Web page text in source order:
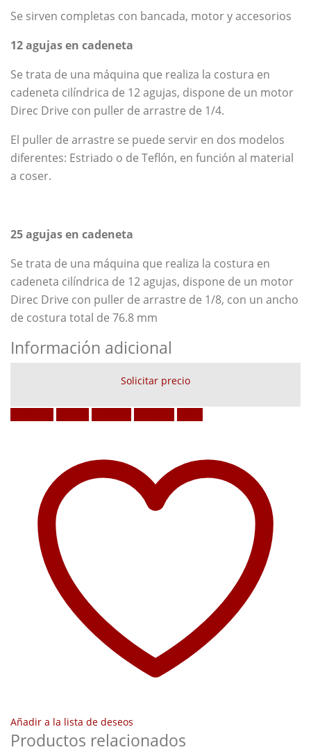
Se sirven completas con bancada, motor y accesorios
12 agujas en cadeneta
Se trata de una máquina que realiza la costura en
cadeneta cilíndrica de 12 agujas, dispone de un motor
Direc Drive con puller de arrastre de 1/4.
El puller de arrastre se puede servir en dos modelos
diferentes: Estriado o de Teflón, en función al material
a coser.
25 agujas en cadeneta
Se trata de una máquina que realiza la costura en
cadeneta cilíndrica de 12 agujas, dispone de un motor
Direc Drive con puller de arrastre de 1/8, con un ancho
de costura total de 76.8 mm
Información adicional
Solicitar precio
Añadir a la lista de deseos
Productos relacionados